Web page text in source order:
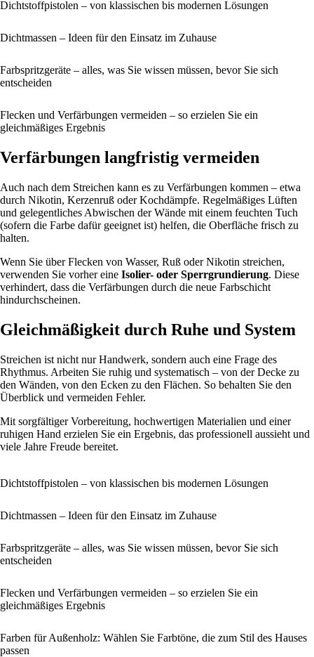
Dichtstoffpistolen – von klassischen bis modernen Lösungen
Dichtmassen – Ideen für den Einsatz im Zuhause
Farbspritzgeräte – alles, was Sie wissen müssen, bevor Sie sich
entscheiden
Flecken und Verfärbungen vermeiden – so erzielen Sie ein
gleichmäßiges Ergebnis
Verfärbungen langfristig vermeiden
Auch nach dem Streichen kann es zu Verfärbungen kommen – etwa
durch Nikotin, Kerzenruß oder Kochdämpfe. Regelmäßiges Lüften
und gelegentliches Abwischen der Wände mit einem feuchten Tuch
(sofern die Farbe dafür geeignet ist) helfen, die Oberfläche frisch zu
halten.
Wenn Sie über Flecken von Wasser, Ruß oder Nikotin streichen,
verwenden Sie vorher eine Isolier- oder Sperrgrundierung. Diese
verhindert, dass die Verfärbungen durch die neue Farbschicht
hindurchscheinen.
Gleichmäßigkeit durch Ruhe und System
Streichen ist nicht nur Handwerk, sondern auch eine Frage des
Rhythmus. Arbeiten Sie ruhig und systematisch – von der Decke zu
den Wänden, von den Ecken zu den Flächen. So behalten Sie den
Überblick und vermeiden Fehler.
Mit sorgfältiger Vorbereitung, hochwertigen Materialien und einer
ruhigen Hand erzielen Sie ein Ergebnis, das professionell aussieht und
viele Jahre Freude bereitet.
Dichtstoffpistolen – von klassischen bis modernen Lösungen
Dichtmassen – Ideen für den Einsatz im Zuhause
Farbspritzgeräte – alles, was Sie wissen müssen, bevor Sie sich
entscheiden
Flecken und Verfärbungen vermeiden – so erzielen Sie ein
gleichmäßiges Ergebnis
Farben für Außenholz: Wählen Sie Farbtöne, die zum Stil des Hauses
passen